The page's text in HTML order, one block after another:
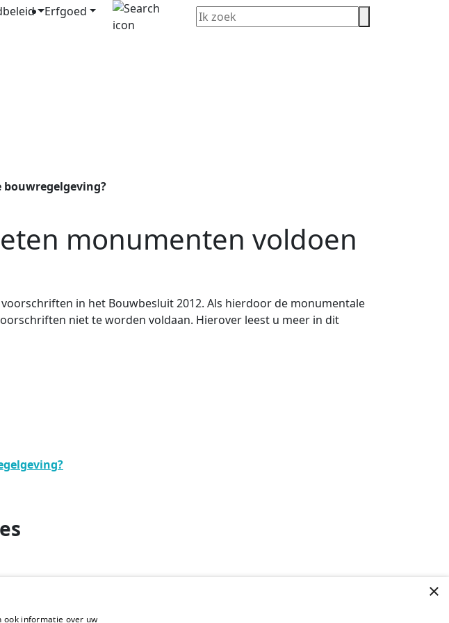
Erfgoed
monumenten voldoen
in het Bouwbesluit 2012. Als hierdoor de monumentale
niet te worden voldaan. Hierover leest u meer in dit
limburg.nl
×
ook informatie over uw